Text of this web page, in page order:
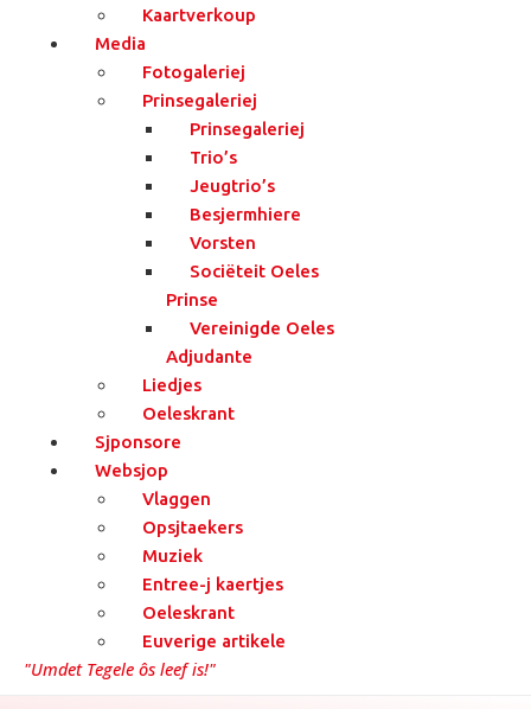
Kaartverkoup
Media
Fotogaleriej
Prinsegaleriej
Prinsegaleriej
Trio’s
Jeugtrio’s
Besjermhiere
Vorsten
Sociëteit Oeles
Prinse
Vereinigde Oeles
Adjudante
Liedjes
Oeleskrant
Sjponsore
Websjop
Vlaggen
Opsjtaekers
Muziek
Entree-j kaertjes
Oeleskrant
Euverige artikele
"Umdet Tegele ôs leef is!"